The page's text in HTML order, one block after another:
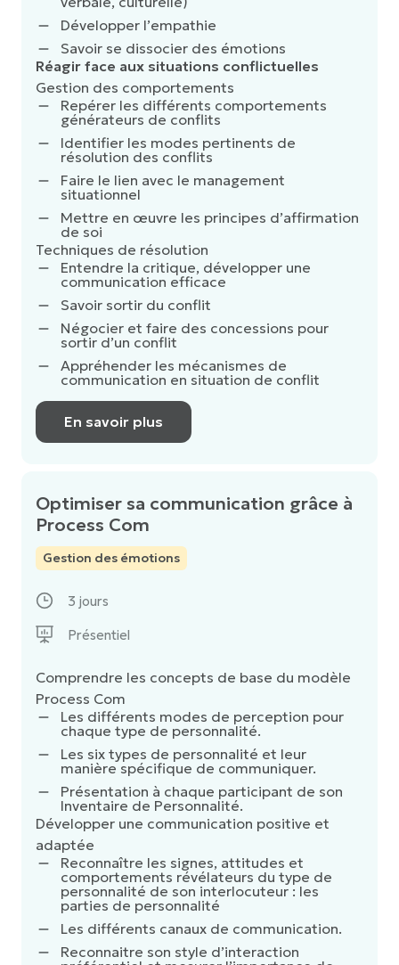
Développer l’empathie
Savoir se dissocier des émotions
Réagir face aux situations conflictuelles
Gestion des comportements
Repérer les différents comportements
générateurs de conflits
Identifier les modes pertinents de
résolution des conflits
Faire le lien avec le management
situationnel
Mettre en œuvre les principes d’affirmation
de soi
Techniques de résolution
Entendre la critique, développer une
communication efficace
Savoir sortir du conflit
Négocier et faire des concessions pour
sortir d’un conflit
Appréhender les mécanismes de
communication en situation de conflit
En savoir plus
Optimiser sa communication grâce à
Process Com
Gestion des émotions
Comprendre les concepts de base du modèle
Process Com
Les différents modes de perception pour
chaque type de personnalité.
Les six types de personnalité et leur
manière spécifique de communiquer.
Présentation à chaque participant de son
Inventaire de Personnalité.
Développer une communication positive et
adaptée
Reconnaître les signes, attitudes et
comportements révélateurs du type de
personnalité de son interlocuteur : les
parties de personnalité
Les différents canaux de communication.
Reconnaitre son style d’interaction
3 jours
Présentiel